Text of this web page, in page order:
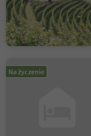
Na życzenie